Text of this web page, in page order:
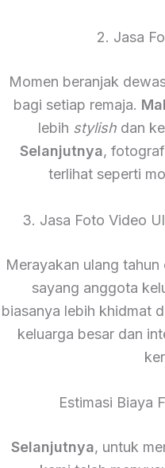
2. Jasa
Momen beranjak
bagi setiap remaja.
lebih stylish dan
Selanjutnya,
terlihat seperti
3. Jasa Foto Video
Merayakan ulang
sayang anggota
biasanya lebih khidmat
keluarga besar dan
Estimasi Biaya
Selanjutnya, untuk